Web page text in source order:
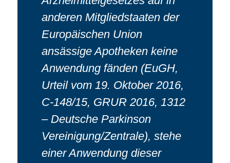
anderen Mitgliedstaaten der
Europäischen Union
ansässige Apotheken keine
Anwendung fänden (EuGH,
Urteil vom 19. Oktober 2016,
C-148/15, GRUR 2016, 1312
– Deutsche Parkinson
Vereinigung/Zentrale), stehe
einer Anwendung dieser